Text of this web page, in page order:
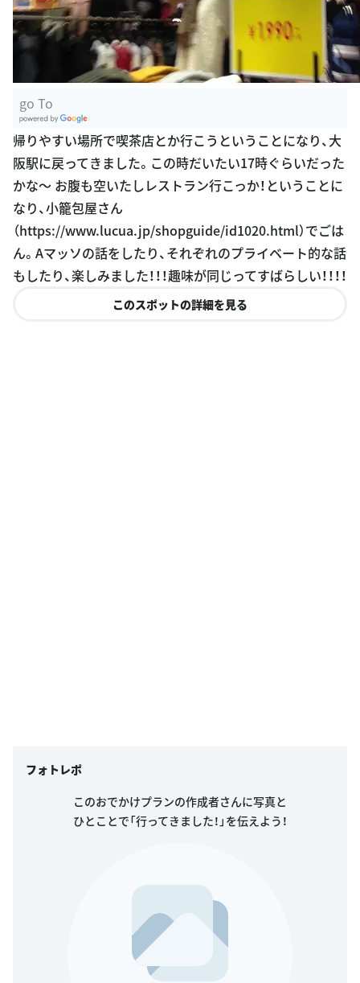
go To
oogle Plac
es
帰りやすい場所で喫茶店とか行こうということになり、大
阪駅に戻ってきました。この時だいたい17時ぐらいだった
かな〜 お腹も空いたしレストラン行こっか！ということに
なり、小籠包屋さん
（https://www.lucua.jp/shopguide/id1020.html）でごは
ん。Aマッソの話をしたり、それぞれのプライベート的な話
もしたり、楽しみました！！！趣味が同じってすばらしい！！！！
このスポットの詳細を見る
フォトレポ
このおでかけプランの作成者さんに写真と
ひとことで「行ってきました！」を伝えよう！